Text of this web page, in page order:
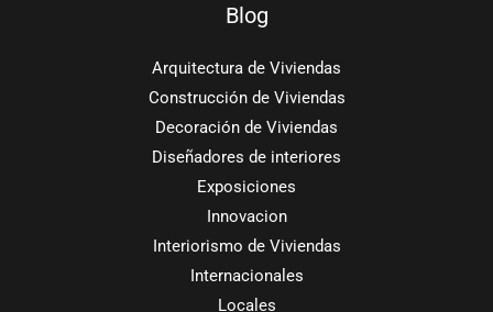
Blog
Arquitectura de Viviendas
Construcción de Viviendas
Decoración de Viviendas
Diseñadores de interiores
Exposiciones
Innovacion
Interiorismo de Viviendas
Internacionales
Locales